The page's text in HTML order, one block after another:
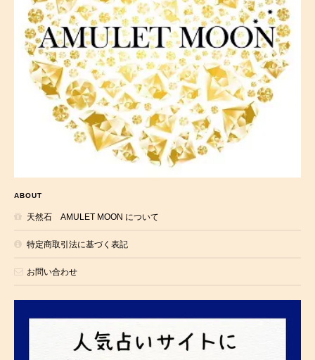
ABOUT
天然石 AMULET MOON について
特定商取引法に基づく表記
お問い合わせ